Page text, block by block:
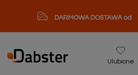
DARMOWA DOSTAWA od
Ulubione